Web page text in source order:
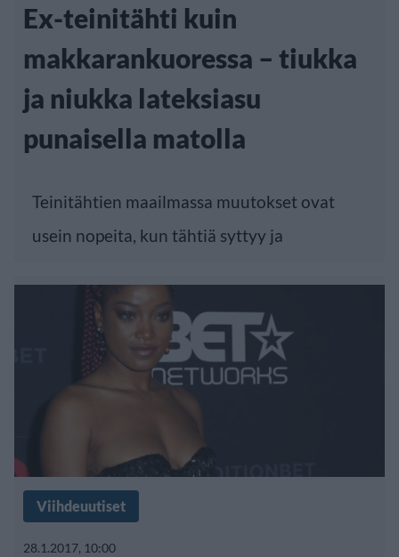
Ex-teinitähti kuin
makkarankuoressa – tiukka
ja niukka lateksiasu
punaisella matolla
Teinitähtien maailmassa muutokset ovat
usein nopeita, kun tähtiä syttyy ja
Viihdeuutiset
28.1.2017, 10:00